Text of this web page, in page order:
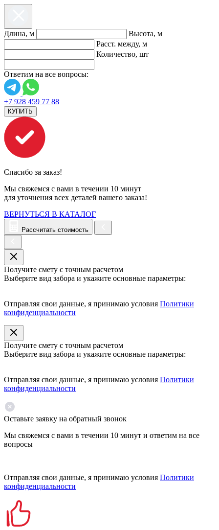
Длина, м
Высота, м
Расст. между, м
Количество, шт
Ответим на все вопросы:
+7 928 459 77 88
КУПИТЬ
Спасибо за заказ!
Мы свяжемся с вами в течении 10 минут
для уточнения всех деталей вашего заказа!
ВЕРНУТЬСЯ В КАТАЛОГ
Рассчитать стоимость
Получите смету с точным расчетом
Выберите вид забора и укажите основные параметры:
Отправляя свои данные, я принимаю условия Политики
конфиденциальности
Получите смету с точным расчетом
Выберите вид забора и укажите основные параметры:
Отправляя свои данные, я принимаю условия Политики
конфиденциальности
Оставьте заявку на обратный звонок
Мы свяжемся с вами в течении 10 минут и ответим на все
вопросы
Отправляя свои данные, я принимаю условия Политики
конфиденциальности